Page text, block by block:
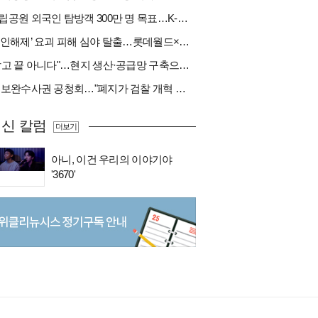
국립공원 외국인 탐방객 300만 명 목표…K-트레킹 키운다
‘봉인해제’ 요괴 피해 심야 탈출…롯데월드×당근
"팔고 끝 아니다"…현지 생산·공급망 구축으로 글로벌 진입장벽 돌파[다시 나는 K방산②]
與 보완수사권 공청회…"폐지가 검찰 개혁 아냐" vs "보완수사권은 전면 재수사권"(종합)
칼럼
아니, 이건 우리의 이야기야
'3670'
더보기